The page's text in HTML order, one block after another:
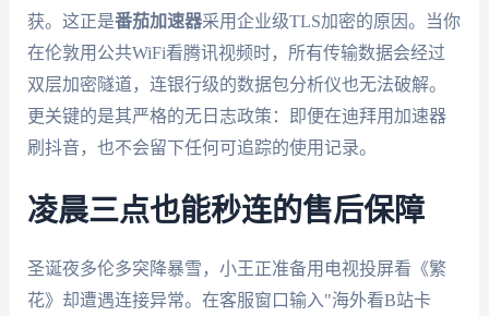
获。这正是番茄加速器采用企业级TLS加密的原因。当你
在伦敦用公共WiFi看腾讯视频时，所有传输数据会经过
双层加密隧道，连银行级的数据包分析仪也无法破解。
更关键的是其严格的无日志政策：即便在迪拜用加速器
刷抖音，也不会留下任何可追踪的使用记录。
凌晨三点也能秒连的售后保障
圣诞夜多伦多突降暴雪，小王正准备用电视投屏看《繁
花》却遭遇连接异常。在客服窗口输入"海外看B站卡